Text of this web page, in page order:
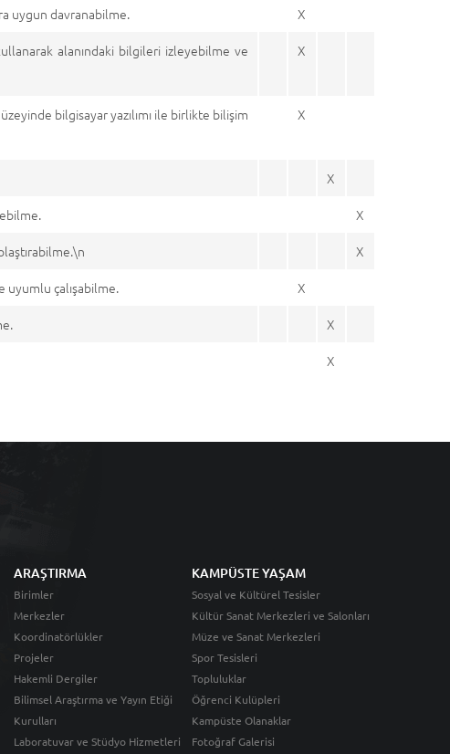
uygun davranabilme.
X
alanındaki bilgileri izleyebilme ve
X
bilgisayar yazılımı ile birlikte bilişim
X
X
X
X
çalışabilme.
X
X
X
ARAŞTIRMA
Birimler
Merkezler
Koordinatörlükler
Projeler
Hakemli Dergiler
Bilimsel Araştırma ve Yayın Etiği
Kurulları
Laboratuvar ve Stüdyo Hizmetleri
KAMPÜSTE YAŞAM
Sosyal ve Kültürel Tesisler
Kültür Sanat Merkezleri ve Salonları
Müze ve Sanat Merkezleri
Spor Tesisleri
Topluluklar
Öğrenci Kulüpleri
Kampüste Olanaklar
Fotoğraf Galerisi